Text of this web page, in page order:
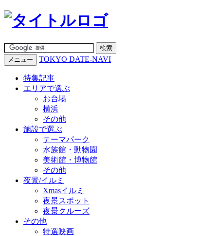
メニュー TOKYO DATE-NAVI
特集記事
エリアで選ぶ
お台場
横浜
その他
施設で選ぶ
テーマパーク
水族館・動物園
美術館・博物館
その他
夜景/イルミ
Xmasイルミ
夜景スポット
夜景クルーズ
その他
特選映画